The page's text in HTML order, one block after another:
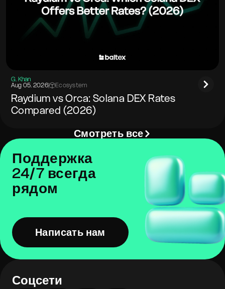
G. Khan
Aug 05. 2026| Ecosystem
Raydium vs Orca: Solana DEX Rates
Compared (2026)
Смотреть все
Поддержка
24/7 всегда
рядом
Написать нам
Соцсети